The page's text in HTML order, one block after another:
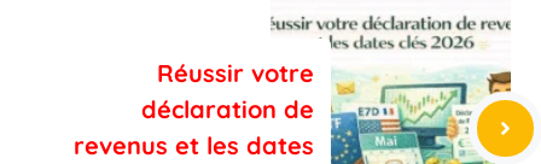
Réussir votre
déclaration de
revenus et les dates